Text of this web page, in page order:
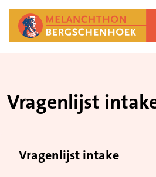
Vragenlijst
Vragenlijst intake